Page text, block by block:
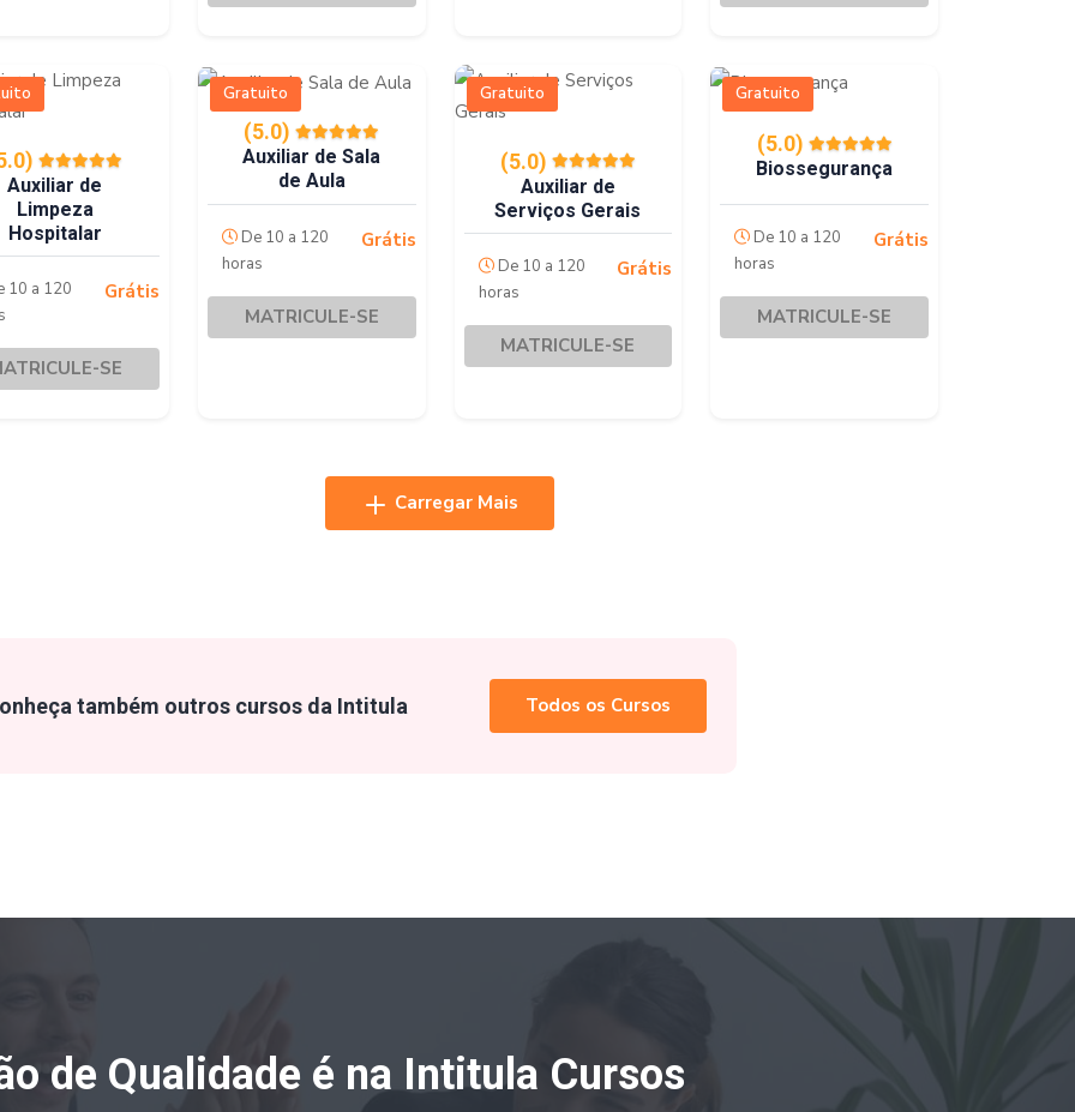
Auxiliar de
Limpeza
Hospitalar
10 a 120
Grátis
SE
Gratuito
(5.0)
Auxiliar de Sala
de Aula
De 10 a 120
horas
Grátis
MATRICULE-SE
Gratuito
(5.0)
Auxiliar de
Serviços Gerais
De 10 a 120
horas
Grátis
MATRICULE-SE
Gratuito
(5.0)
Biossegurança
De 10 a 120
horas
Grátis
MATRICULE-SE
Carregar Mais
também outros cursos da Intitula Todos os Cursos
de Qualidade é na Intitula Cursos